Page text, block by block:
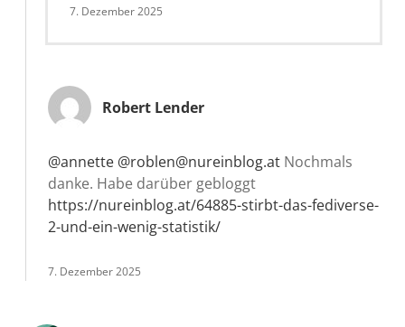
7. Dezember 2025
Robert Lender
@annette @roblen@nureinblog.at Nochmals
danke. Habe darüber gebloggt
https://nureinblog.at/64885-stirbt-das-fediverse-
2-und-ein-wenig-statistik/
7. Dezember 2025